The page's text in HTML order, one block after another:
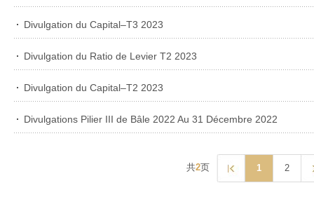
Divulgation du Capital–T3 2023
Divulgation du Ratio de Levier T2 2023
Divulgation du Capital–T2 2023
Divulgations Pilier III de Bâle 2022 Au 31 Décembre 2022
共2页 1 2